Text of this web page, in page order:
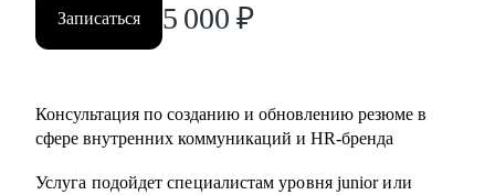
компаниях и отраслях
• проанализировать ваше текущее резюме и дать советы
• специалистам, которые хотят развиваться в сфере
мероприятий, комьюнити-менеджмента
Записаться 5 000 ₽
Консультация по созданию и обновлению резюме в
сфере внутренних коммуникаций и HR-бренда
Услуга подойдет специалистам уровня junior или